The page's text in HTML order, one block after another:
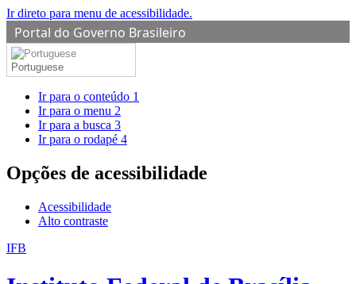
Ir direto para menu de acessibilidade.
Portal do Governo Brasileiro
Portuguese
Ir para o conteúdo 1
Ir para o menu 2
Ir para a busca 3
Ir para o rodapé 4
Opções de acessibilidade
Acessibilidade
Alto contraste
IFB